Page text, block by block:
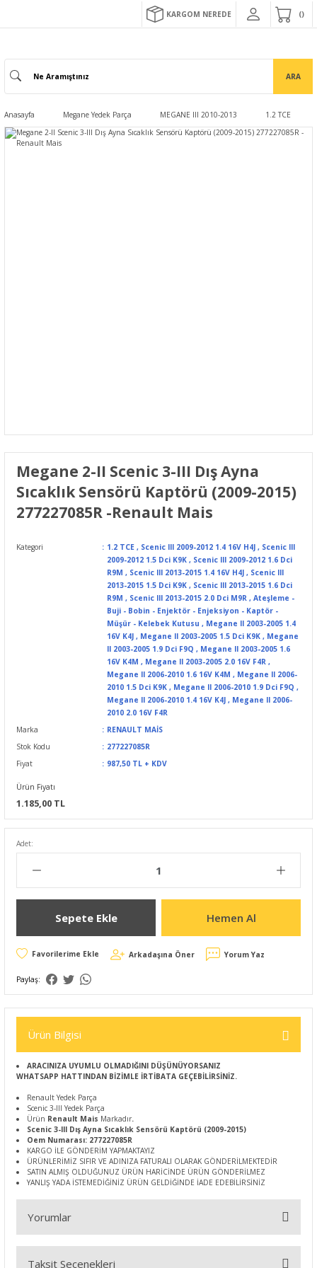
KARGOM NEREDE
ARA
Anasayfa Megane Yedek Parça MEGANE III 2010-2013 1.2 TCE
Megane 2-II Scenic 3-III Dış Ayna
Sıcaklık Sensörü Kaptörü (2009-2015)
277227085R -Renault Mais
Kategori 1.2 TCE , Scenic III 2009-2012 1.4 16V H4J , Scenic III
2009-2012 1.5 Dci K9K , Scenic III 2009-2012 1.6 Dci
R9M , Scenic III 2013-2015 1.4 16V H4J , Scenic III
2013-2015 1.5 Dci K9K , Scenic III 2013-2015 1.6 Dci
R9M , Scenic III 2013-2015 2.0 Dci M9R , Ateşleme -
Buji - Bobin - Enjektör - Enjeksiyon - Kaptör -
Müşür - Kelebek Kutusu , Megane II 2003-2005 1.4
16V K4J , Megane II 2003-2005 1.5 Dci K9K , Megane
II 2003-2005 1.9 Dci F9Q , Megane II 2003-2005 1.6
16V K4M , Megane II 2003-2005 2.0 16V F4R ,
Megane II 2006-2010 1.6 16V K4M , Megane II 2006-
2010 1.5 Dci K9K , Megane II 2006-2010 1.9 Dci F9Q ,
Megane II 2006-2010 1.4 16V K4J , Megane II 2006-
2010 2.0 16V F4R
Marka
RENAULT MAİS
Stok Kodu
277227085R
Fiyat
987,50 TL + KDV
Ürün Fiyatı
1.185,00 TL
Adet:
Sepete Ekle Hemen Al
Arkadaşına Öner Yorum Yaz
Paylaş:
Ürün Bilgisi
ARACINIZA UYUMLU OLMADIĞINI DÜŞÜNÜYORSANIZ
WHATSAPP HATTINDAN BİZİMLE İRTİBATA GEÇEBİLİRSİNİZ.
Renault Yedek Parça
Scenic 3-III Yedek Parça
Ürün Renault Mais Markadır.
Scenic 3-III Dış Ayna Sıcaklık Sensörü Kaptörü (2009-2015)
Oem Numarası: 277227085R
KARGO İLE GÖNDERİM YAPMAKTAYIZ
ÜRÜNLERİMİZ SIFIR VE ADINIZA FATURALI OLARAK GÖNDERİLMEKTEDİR
SATIN ALMIŞ OLDUĞUNUZ ÜRÜN HARİCİNDE ÜRÜN GÖNDERİLMEZ
YANLIŞ YADA İSTEMEDİĞİNİZ ÜRÜN GELDİĞİNDE İADE EDEBİLİRSİNİZ
Yorumlar
Taksit Seçenekleri